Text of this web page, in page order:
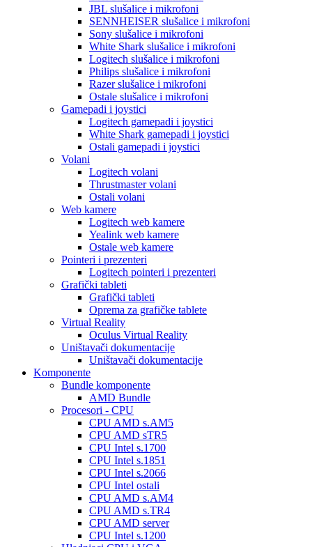
JBL slušalice i mikrofoni
SENNHEISER slušalice i mikrofoni
Sony slušalice i mikrofoni
White Shark slušalice i mikrofoni
Logitech slušalice i mikrofoni
Philips slušalice i mikrofoni
Razer slušalice i mikrofoni
Ostale slušalice i mikrofoni
Gamepadi i joystici
Logitech gamepadi i joystici
White Shark gamepadi i joystici
Ostali gamepadi i joystici
Volani
Logitech volani
Thrustmaster volani
Ostali volani
Web kamere
Logitech web kamere
Yealink web kamere
Ostale web kamere
Pointeri i prezenteri
Logitech pointeri i prezenteri
Grafički tableti
Grafički tableti
Oprema za grafičke tablete
Virtual Reality
Oculus Virtual Reality
Uništavači dokumentacije
Uništavači dokumentacije
Komponente
Bundle komponente
AMD Bundle
Procesori - CPU
CPU AMD s.AM5
CPU AMD sTR5
CPU Intel s.1700
CPU Intel s.1851
CPU Intel s.2066
CPU Intel ostali
CPU AMD s.AM4
CPU AMD s.TR4
CPU AMD server
CPU Intel s.1200